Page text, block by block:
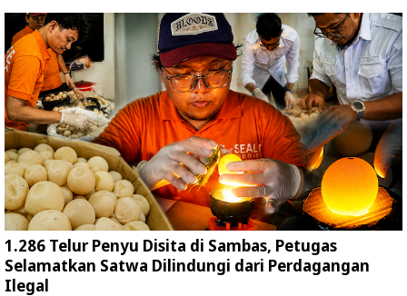
1.286 Telur Penyu Disita di Sambas, Petugas
Selamatkan Satwa Dilindungi dari Perdagangan
Ilegal